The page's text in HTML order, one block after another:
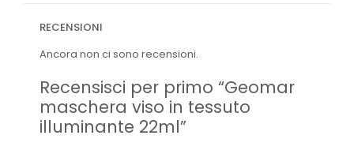
RECENSIONI
Ancora non ci sono recensioni.
Recensisci per primo “Geomar
maschera viso in tessuto
illuminante 22ml”